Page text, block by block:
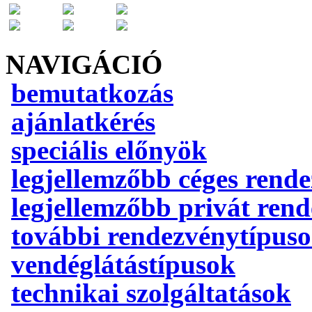
NAVIGÁCIÓ
bemutatkozás
ajánlatkérés
speciális előnyök
legjellemzőbb céges
legjellemzőbb privát
további
vendéglátástípusok
technikai szolgáltatások